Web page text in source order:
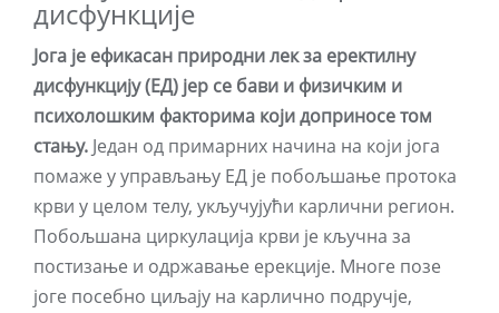
дисфункције
Јога је ефикасан природни лек за еректилну
дисфункцију (ЕД) јер се бави и физичким и
психолошким факторима који доприносе том
стању. Један од примарних начина на који јога
помаже у управљању ЕД је побољшање протока
крви у целом телу, укључујући карлични регион.
Побољшана циркулација крви је кључна за
постизање и одржавање ерекције. Многе позе
јоге посебно циљају на карлично подручје,